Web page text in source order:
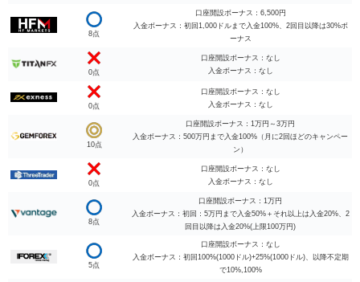
8点
口座開設ボーナス：6,500円
入金ボーナス：初回1,000ドルまで入金100%、2回目以降は30%ボ
ーナス
0点
口座開設ボーナス：なし
入金ボーナス：なし
0点
口座開設ボーナス：なし
入金ボーナス：なし
10点
口座開設ボーナス：1万円～3万円
入金ボーナス：500万円まで入金100%（月に2回ほどのキャンペー
ン）
0点
口座開設ボーナス：なし
入金ボーナス：なし
8点
口座開設ボーナス：1万円
入金ボーナス：初回：5万円まで入金50%＋それ以上は入金20%、2
回目以降は入金20%(上限100万円)
5点
口座開設ボーナス：なし
入金ボーナス：初回100%(1000ドル)+25%(1000ドル)、以降不定期
で10%,100%